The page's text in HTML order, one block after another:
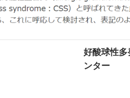
好酸球性
ンター